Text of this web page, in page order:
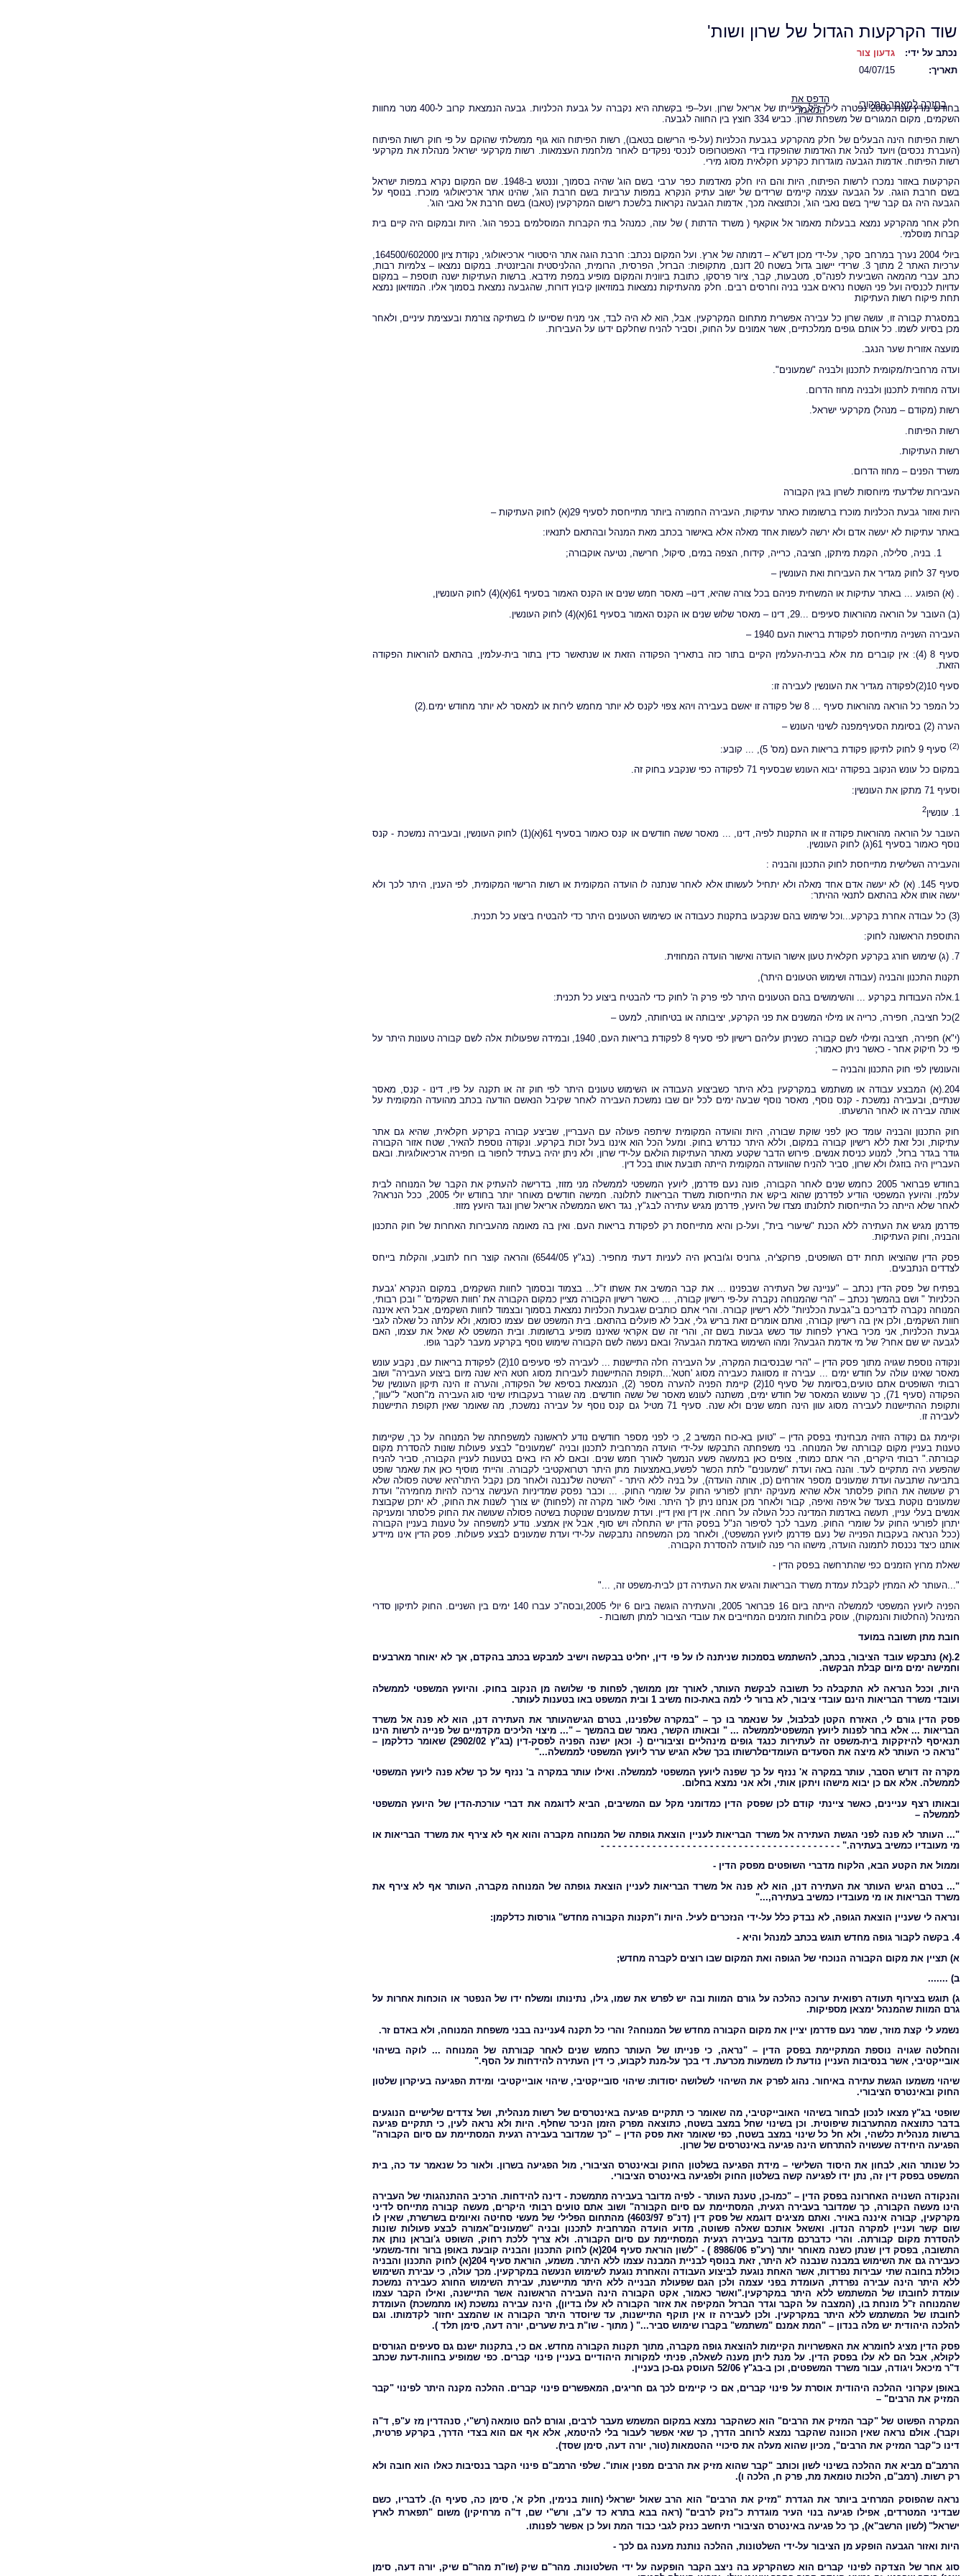
שוד הקרקעות הגדול של שרון ושות'
נכתב על ידי:
גדעון צור
תאריך:
04/07/15
בחזרה למאמר המקורי
הדפס את
המאמר
בחודש מרץ שנת 2000 נפטרה לילי ז"ל, רעייתו של אריאל שרון. ועל–פי בקשתה היא נקברה על גבעת הכלניות. גבעה הנמצאת קרוב ל-400 מטר מחוות
השקמים, מקום המגורים של משפחת שרון. כביש 334 חוצץ בין החווה לגבעה.
רשות הפיתוח הינה הבעלים של חלק מהקרקע בגבעת הכלניות (על-פי הרישום בטאבו), רשות הפיתוח הוא גוף ממשלתי שהוקם על פי חוק רשות הפיתוח
(העברת נכסים) ויועד לנהל את האדמות שהופקדו בידי האפוטרופוס לנכסי נפקדים לאחר מלחמת העצמאות. רשות מקרקעי ישראל מנהלת את מקרקעי
רשות הפיתוח. אדמות הגבעה מוגדרות כקרקע חקלאית מסוג מירי.
הקרקעות באזור נמכרו לרשות הפיתוח, היות והם היו חלק מאדמות כפר ערבי בשם הוג' שהיה בסמוך, וננטש ב-1948. שם המקום נקרא במפות ישראל
בשם חרבת הוגה. על הגבעה עצמה קיימים שרידים של ישוב עתיק הנקרא במפות ערביות בשם חרבת הוג', שהינו אתר ארכיאולוגי מוכרז. בנוסף על
הגבעה היה גם קבר שייך בשם נאבי הוג', וכתוצאה מכך, אדמות הגבעה נקראות בלשכת רישום המקרקעין (טאבו) בשם חרבת אל נאבי הוג'.
חלק אחר מהקרקע נמצא בבעלות מאמור אל אוקאף ( משרד הדתות ) של עזה, כמנהל בתי הקברות המוסלמים בכפר הוג'. היות ובמקום היה קיים בית
קברות מוסלמי.
ערכיות האתר 2 מתוך 3. שרידי יישוב גדול בשטח 20 דונם, מתקופות: הברזל, הפרסית, הרומית, ההלניסטית והביזנטית. במקום נמצאו – צלמיות רבות,
כתב עברי מהמאה השביעית לפנה"ס, מטבעות, קבר, ציור פרסקו, כתובת ביוונית והמקום מופיע במפת מידבא. ברשות העתיקות ישנה תוספת – במקום
עדויות לכנסיה ועל פני השטח נראים אבני בניה וחרסים רבים. חלק מהעתיקות נמצאות במוזיאון קיבוץ דורות, שהגבעה נמצאת בסמוך אליו. המוזיאון נמצא
תחת פיקוח רשות העתיקות
במסגרת קבורה זו, עושה שרון כל עבירה אפשרית מתחום המקרקעין. אבל, הוא לא היה לבד, אני מניח שסייעו לו בשתיקה צורמת ובעצימת עיניים, ולאחר
מכן בסיוע לשמו. כל אותם גופים ממלכתיים, אשר אמונים על החוק, וסביר להניח שחלקם ידעו על העבירות.
מועצה אזורית שער הנגב.
ועדה מרחבית/מקומית לתכנון ולבניה "שמעונים".
ועדה מחוזית לתכנון ולבניה מחוז הדרום.
רשות (מקודם – מנהל) מקרקעי ישראל.
רשות הפיתוח.
רשות העתיקות.
משרד הפנים – מחוז הדרום.
העבירות שלדעתי מיוחסות לשרון בגין הקבורה
היות ואזור גבעת הכלניות מוכרז ברשומות כאתר עתיקות, העבירה החמורה ביותר מתייחסת לסעיף 29(א) לחוק העתיקות –
באתר עתיקות לא יעשה אדם ולא ירשה לעשות אחד מאלה אלא באישור בכתב מאת המנהל ובהתאם לתנאיו:
בניה, סלילה, הקמת מיתקן, חציבה, כרייה, קידוח, הצפה במים, סיקול, חרישה, נטיעה אוקבורה;
סעיף 37 לחוק מגדיר את העבירות ואת העונשין –
. (א) הפוגע ... באתר עתיקות או המשחית פניהם בכל צורה שהיא, דינו– מאסר חמש שנים או הקנס האמור בסעיף 61(א)(4) לחוק העונשין,
(ב) העובר על הוראה מהוראות סעיפים ...29, דינו – מאסר שלוש שנים או הקנס האמור בסעיף 61(א)(4) לחוק העונשין.
העבירה השנייה מתייחסת לפקודת בריאות העם 1940 –
סעיף 8 (4): אין קוברים מת אלא בבית-העלמין הקיים בתור כזה בתאריך הפקודה הזאת או שנתאשר כדין בתור בית-עלמין, בהתאם להוראות הפקודה
הזאת.
סעיף 10(2)לפקודה מגדיר את העונשין לעבירה זו:
כל המפר כל הוראה מהוראות סעיף ... 8 של פקודה זו יאשם בעבירה ויהא צפוי לקנס לא יותר מחמש לירות או למאסר לא יותר מחודש ימים.(2)
הערה (2) בסיומת הסעיףמפנה לשינוי העונש –
(2)
סעיף 9 לחוק לתיקון פקודת בריאות העם (מס' 5), ... קובע:
במקום כל עונש הנקוב בפקודה יבוא העונש שבסעיף 71 לפקודה כפי שנקבע בחוק זה.
וסעיף 71 מתקן את העונשין:
1. עונשין 2
העובר על הוראה מהוראות פקודה זו או התקנות לפיה, דינו, ... מאסר ששה חודשים או קנס כאמור בסעיף 61(א)(1) לחוק העונשין, ובעבירה נמשכת - קנס
נוסף כאמור בסעיף 61(ג) לחוק העונשין.
והעבירה השלישית מתייחסת לחוק התכנון והבניה :
סעיף 145. (א) לא יעשה אדם אחד מאלה ולא יתחיל לעשותו אלא לאחר שנתנה לו הועדה המקומית או רשות הרישוי המקומית, לפי הענין, היתר לכך ולא
יעשה אותו אלא בהתאם לתנאי ההיתר:
(3) כל עבודה אחרת בקרקע...וכל שימוש בהם שנקבעו בתקנות כעבודה או כשימוש הטעונים היתר כדי להבטיח ביצוע כל תכנית.
התוספת הראשונה לחוק:
7. (ג) שימוש חורג בקרקע חקלאית טעון אישור הועדה ואישור הועדה המחוזית.
תקנות התכנון והבניה (עבודה ושימוש הטעונים היתר),
1.אלה העבודות בקרקע ... והשימושים בהם הטעונים היתר לפי פרק ה' לחוק כדי להבטיח ביצוע כל תכנית:
2)כל חציבה, חפירה, כרייה או מילוי המשנים את פני הקרקע, יציבותה או בטיחותה, למעט –
(י"א) חפירה, חציבה ומילוי לשם קבורה כשניתן עליהם רישיון לפי סעיף 8 לפקודת בריאות העם, 1940, ובמידה שפעולות אלה לשם קבורה טעונות היתר על
פי כל חיקוק אחר - כאשר ניתן כאמור;
והעונשין לפי חוק התכנון והבניה –
204.(א) המבצע עבודה או משתמש במקרקעין בלא היתר כשביצוע העבודה או השימוש טעונים היתר לפי חוק זה או תקנה על פיו, דינו - קנס, מאסר
שנתיים, ובעבירה נמשכת - קנס נוסף, מאסר נוסף שבעה ימים לכל יום שבו נמשכת העבירה לאחר שקיבל הנאשם הודעה בכתב מהועדה המקומית על
אותה עבירה או לאחר הרשעתו.
חוק התכנון והבניה עומד כאן לפני שוקת שבורה, היות והועדה המקומית שיתפה פעולה עם העבריין, שביצע קבורה בקרקע חקלאית, שהיא גם אתר
עתיקות, וכל זאת ללא רישיון קבורה במקום, וללא היתר כנדרש בחוק. ומעל הכל הוא איננו בעל זכות בקרקע. ונקודה נוספת להאיר, שטח אזור הקבורה
גודר בגדר ברזל, למנוע כניסת אנשים. פירוש הדבר שקטע מאתר העתיקות הולאם על-ידי שרון, ולא ניתן יהיה בעתיד לחפור בו חפירה ארכיאולוגיות. ובאם
העבריין היה בוזגלו ולא שרון, סביר להניח שהוועדה המקומית הייתה תובעת אותו בכל דין.
בחודש פברואר 2005 כחמש שנים לאחר הקבורה, פונה נעם פדרמן, ליועץ המשפטי לממשלה מני מזוז, בדרישה להעתיק את הקבר של המנוחה לבית
עלמין. והיועץ המשפטי הודיע לפדרמן שהוא ביקש את התייחסות משרד הבריאות לתלונה. חמישה חודשים מאוחר יותר בחודש יולי 2005, ככל הנראה?
לאחר שלא הייתה כל התייחסות לתלונתו מצדו של היועץ, פדרמן מגיש עתירה לבג"ץ, נגד ראש הממשלה אריאל שרון ונגד היועץ מזוז.
פדרמן מגיש את העתירה ללא הכנת "שיעורי בית", ועל-כן והיא מתייחסת רק לפקודת בריאות העם. ואין בה מאומה מהעבירות האחרות של חוק התכנון
והבניה, וחוק העתיקות.
פסק הדין שהוציאו תחת ידם השופטים, פרוקצ'יה, גרוניס וג'ובראן היה לעניות דעתי מחפיר. (בג"ץ 6544/05) והראה קוצר רוח לתובע, והקלות בייחס
לצדדים הנתבעים.
בפתיח של פסק הדין נכתב – "עניינה של העתירה שבפנינו ... את קבר המשיב את אשתו ז"ל... בצמוד ובסמוך לחוות השקמים, במקום הנקרא 'גבעת
הכלניות' " ושם בהמשך נכתב – "הרי שהמנוחה נקברה על-פי רישיון קבורה, ... כאשר רישיון הקבורה מציין כמקום הקבורה את 'חוות השקמים' " ובכן רבותי,
המנוחה נקברה לדבריכם ב"גבעת הכלניות" ללא רישיון קבורה. והרי אתם כותבים שגבעת הכלניות נמצאת בסמוך ובצמוד לחוות השקמים, אבל היא איננה
חוות השקמים, ולכן אין בה רישיון קבורה, ואתם אומרים זאת בריש גלי, אבל לא פועלים בהתאם. בית המשפט שם עצמו כסומא, ולא עלתה כל שאלה לגבי
גבעת הכלניות, אני מכיר בארץ לפחות עוד כשש גבעות בשם זה, והרי זה שם אקראי שאיננו מופיע ברשומות. ובית המשפט לא שאל את עצמו, האם
לגבעה יש שם אחר? של מי אדמת הגבעה? ומהו השימוש באדמת הגבעה? ובאם נעשה לשם הקבורה שימוש נוסף בקרקע מעבר לקבר גופו.
ונקודה נוספת שגויה מתוך פסק הדין – "הרי שבנסיבות המקרה, על העבירה חלה התיישנות ... לעבירה לפי סעיפים 10(2) לפקודת בריאות עם, נקבע עונש
מאסר שאינו עולה על חודש ימים ... עבירה זו מסווגת כעבירה מסוג 'חטא'...תקופת ההתיישנות לעבירות מסוג חטא היא שנה מיום ביצוע העבירה" ושוב
רבותי השופטים אתם טועים,בסיומת של סעיף 10(2) קיימת הפניה להערה מספר (2), הנמצאת בסיפא של הפקודה, והערה זו הינה תיקון העונשין של
הפקודה (סעיף 71), כך שעונש המאסר של חודש ימים, משתנה לעונש מאסר של ששה חודשים. מה שגורר בעקבותיו שינוי סוג העבירה מ"חטא" ל"עוון",
ותקופת ההתיישנות לעבירה מסוג עוון הינה חמש שנים ולא שנה. סעיף 71 מטיל גם קנס נוסף על עבירה נמשכת, מה שאומר שאין תקופת התיישנות
לעבירה זו.
וקיימת גם נקודה הזויה מבחינתי בפסק הדין – "טוען בא-כוח המשיב 2, כי לפני מספר חודשים נודע לראשונה למשפחתה של המנוחה על כך, שקיימות
טענות בעניין מקום קבורתה של המנוחה. בני משפחתה התבקשו על-ידי הועדה המרחבית לתכנון ובניה "שמעונים" לבצע פעולות שונות להסדרת מקום
קבורתה." רבותי היקרים, הרי אתם כמותי, צופים כאן במעשה פשע הנמשך לאורך חמש שנים. ובאם לא היו באים בטענות לעניין הקבורה, סביר להניח
שהפשע היה מתקיים לעד. והנה באה ועדת "שמעונים" לתת הכשר לפשע,באמצעות מתן היתר רטרואקטיבי לקבורה. והייתי מוסיף כאן את שאמר שופט
בתביעה שתבעה ועדת שמעונים מספר אזרחים (כן, אותה הועדה), על בניה ללא היתר - "השיטה של'נבנה ולאחר מכן נקבל היתר'היא שיטה פסולה שלא
רק שעושה את החוק פלסתר אלא שהיא מעניקה יתרון לפורעי החוק על שומרי החוק. ... וכבר נפסק שמדיניות הענישה צריכה להיות מחמירה" ועדת
שמעונים נוקטת בצעד של איפה ואיפה, קבור ולאחר מכן אנחנו ניתן לך היתר. ואולי לאור מקרה זה (לפחות) יש צורך לשנות את החוק, לא יתכן שקבוצת
אנשים בעלי עניין, תעשה באדמות המדינה ככל העולה על רוחה. אין דין ואין דיין. ועדת שמעונים שנוקטת בשיטה פסולה שעושה את החוק פלסתר ומעניקה
יתרון לפורעי החוק על שומרי החוק. מעבר לכך לסיפור הנ"ל בפסק הדין יש התחלה ויש סוף, אבל אין אמצע. נודע למשפחה על טענות בעניין הקבורה
(ככל הנראה בעקבות הפנייה של נעם פדרמן ליועץ המשפטי), ולאחר מכן המשפחה נתבקשה על-ידי ועדת שמעונים לבצע פעולות. פסק הדין אינו מיידע
אותנו כיצד נכנסת לתמונה הועדה, מישהו הרי פנה לוועדה להסדרת הקבורה.
שאלת מרוץ הזמנים כפי שהתרחשה בפסק הדין -
"...העותר לא המתין לקבלת עמדת משרד הבריאות והגיש את העתירה דנן לבית-משפט זה, ..."
הפניה ליועץ המשפטי לממשלה הייתה ביום 16 פברואר 2005, והעתירה הוגשה ביום 6 יולי 2005,ובסה"כ עברו 140 ימים בין השניים. החוק לתיקון סדרי
המינהל (החלטות והנמקות), עוסק בלוחות הזמנים המחייבים את עובדי הציבור למתן תשובות -
חובת מתן תשובה במועד
2.(א) נתבקש עובד הציבור, בכתב, להשתמש בסמכות שניתנה לו על פי דין, יחליט בבקשה וישיב למבקש בכתב בהקדם, אך לא יאוחר מארבעים
וחמישה ימים מיום קבלת הבקשה.
היות, וככל הנראה לא התקבלה כל תשובה לבקשת העותר, לאורך זמן ממושך, לפחות פי שלושה מן הנקוב בחוק. והיועץ המשפטי לממשלה
ועובדי משרד הבריאות הינם עובדי ציבור, לא ברור לי למה באת-כוח משיב 1 ובית המשפט באו בטענות לעותר.
פסק הדין גורם לי, האזרח הקטן לבלבול, על שנאמר בו כך – "במקרה שלפנינו, בטרם הגישהעותר את העתירה דנן, הוא לא פנה אל משרד
הבריאות ... אלא בחר לפנות ליועץ המשפטילממשלה ... " ובאותו הקשר, נאמר שם בהמשך – "... מיצוי הליכים מקדמיים של פנייה לרשות הינו
תנאיסף להיזקקות בית-משפט זה לעתירות כנגד גופים מינהליים וציבוריים (- וכאן ישנה הפניה לפסק-דין (בג"ץ 2902/02) שאומר כדלקמן –
"נראה כי העותר לא מיצה את הסעדים העומדיםלרשותו בכך שלא הגיש ערר ליועץ המשפטי לממשלה..."
מקרה זה דורש הסבר, עותר במקרה א' ננזף על כך שפנה ליועץ המשפטי לממשלה. ואילו עותר במקרה ב' ננזף על כך שלא פנה ליועץ המשפטי
לממשלה. אלא אם כן יבוא מישהו ויתקן אותי, ולא אני נמצא בחלום.
ובאותו רצף עניינים, כאשר ציינתי קודם לכן שפסק הדין כמדומני מקל עם המשיבים, הביא לדוגמה את דברי עורכת-הדין של היועץ המשפטי
לממשלה –
"... העותר לא פנה לפני הגשת העתירה אל משרד הבריאות לעניין הוצאת גופתה של המנוחה מקברה והוא אף לא צירף את משרד הבריאות או
מי מעובדיו כמשיב בעתירה." - - - - - - - - - - - - - - - - - - - - - - - - - - - - - - - - - - - - - - - - - -
וממול את הקטע הבא, הלקוח מדברי השופטים מפסק הדין -
"... בטרם הגיש העותר את העתירה דנן, הוא לא פנה אל משרד הבריאות לעניין הוצאת גופתה של המנוחה מקברה, העותר אף לא צירף את
משרד הבריאות או מי מעובדיו כמשיב בעתירה,..."
ונראה לי שעניין הוצאת הגופה, לא נבדק כלל על-ידי הנזכרים לעיל. היות ו"תקנות הקבורה מחדש" גורסות כדלקמן:
4. בקשה לקבור גופה מחדש תוגש בכתב למנהל והיא -
א) תציין את מקום הקבורה הנוכחי של הגופה ואת המקום שבו רוצים לקברה מחדש;
ב) .......
ג) תוגש בצירוף תעודה רפואית ערוכה כהלכה על גורם המוות ובה יש לפרש את שמו, גילו, נתינותו ומשלח ידו של הנפטר או הוכחות אחרות על
גרם המוות שהמנהל ימצאן מספיקות.
נשמע לי קצת מוזר, שמר נעם פדרמן יציין את מקום הקבורה מחדש של המנוחה? והרי כל תקנה 4עניינה בבני משפחת המנוחה, ולא באדם זר.
והחלטה שגויה נוספת המתקיימת בפסק הדין – "נראה, כי פנייתו של העותר כחמש שנים לאחר קבורתה של המנוחה ... לוקה בשיהוי
אובייקטיבי, אשר בנסיבות העניין נודעת לו משמעות מכרעת. די בכך על-מנת לקבוע, כי דין העתירה להידחות על הסף."
שיהוי משמעו הגשת עתירה באיחור. נהוג לפרק את השיהוי לשלושה יסודות: שיהוי סובייקטיבי, שיהוי אובייקטיבי ומידת הפגיעה בעיקרון שלטון
החוק ובאינטרס הציבורי.
שופטי בג"ץ מצאו לנכון לבחור בשיהוי האובייקטיבי, מה שאומר כי תתקיים פגיעה באינטרסים של רשות מנהלית, ושל צדדים שלישיים הנוגעים
בדבר כתוצאה מהתערבות שיפוטית. וכן בשינוי שחל במצב בשטח, כתוצאה מפרק הזמן הניכר שחלף. היות ולא נראה לעין, כי תתקיים פגיעה
ברשות מנהלית כלשהי, ולא חל כל שינוי במצב בשטח, כפי שאומר זאת פסק הדין – "כך שמדובר בעבירה רגעית המסתיימת עם סיום הקבורה"
הפגיעה היחידה שעשויה להתרחש הינה פגיעה באינטרסים של שרון.
כל שנותר הוא, לבחון את היסוד השלישי – מידת הפגיעה בשלטון החוק ובאינטרס הציבורי, מול הפגיעה בשרון. ולאור כל שנאמר עד כה, בית
המשפט בפסק דין זה, נתן ידו לפגיעה קשה בשלטון החוק ולפגיעה באינטרס הציבורי.
והנקודה השנויה האחרונה בפסק הדין – "כמו-כן, טענת העותר - לפיה מדובר בעבירה מתמשכת - דינה להידחות. הרכיב ההתנהגותי של העבירה
הינו מעשה הקבורה, כך שמדובר בעבירה רגעית, המסתיימת עם סיום הקבורה" ושוב אתם טועים רבותי היקרים, מעשה קבורה מתייחס לדיני
מקרקעין, קבורה איננה באויר. ואתם מציגים דוגמא של פסק דין (דנ"פ 4603/97) מהתחום הפלילי של מעשי סחיטה ואיומים בשרשרת, שאין לו
שום קשר ועניין למקרה הנדון. ואשאל אותכם שאלה פשוטה, מדוע הועדה המרחבית לתכנון ובניה "שמעונים"אמורה לבצע פעולות שונות
להסדרת מקום קבורתה. והרי כדברכם מדובר בעבירה רגעית המסתיימת עם סיום הקבורה. ולא צריך ללכת רחוק, השופט ג'ובראן נותן את
התשובה, בפסק דין שנתן כשנה מאוחר יותר (רע"פ 8986/06
) - "לשון הוראת סעיף 204(א) לחוק התכנון והבניה קובעת באופן ברור וחד-משמעי
כעבירה גם את השימוש במבנה שנבנה לא היתר, זאת בנוסף לבניית המבנה עצמו ללא היתר. משמע, הוראת סעיף 204(א) לחוק התכנון והבניה
כוללת בחובה שתי עבירות נפרדות, אשר האחת נוגעת לביצוע העבודה והאחרת נוגעת לשימוש הנעשה במקרקעין. מכך עולה, כי עבירת השימוש
ללא היתר הינה עבירה נפרדת, העומדת בפני עצמה ולכן הגם שפעולת הבנייה ללא היתר מתיישנת, עבירת השימוש החורג כעבירה נמשכת
עומדת לחובתו של המשתמש ללא היתר במקרקעין."ואשר כאמור, אקט הקבורה הינה העבירה הראשונה אשר התיישנה, ואילו הקבר עצמו
שהמנוחה ז"ל מונחת בו, (המצבה על הקבר וגדר הברזל המקיפה את אזור הקבורה לא עלו בדיון), הינה עבירה נמשכת (או מתמשכת) העומדת
לחובתו של המשתמש ללא היתר במקרקעין. ולכן לעבירה זו אין תוקף התיישנות, עד שיוסדר היתר הקבורה או שהמצב יחזור לקדמותו. וגם
להלכה היהודית יש מלה בנדון – "המת אמנם "משתמש" בקברו שימוש סביר..." ( מתוך - שו"ת בית שערים, יורה דעה, סימן תלד ).
פסק הדין מציג לחומרא את האפשרויות הקיימות להוצאת גופה מקברה, מתוך תקנות הקבורה מחדש. אם כי, בתקנות ישנם גם סעיפים הגורסים
לקולא, אבל הם לא עלו בפסק הדין. על מנת ליתן מענה לשאלה, פניתי למקורות היהודיים בעניין פינוי קברים. כפי שמופיע בחוות-דעת שכתב
ד"ר מיכאל ויגודה, עבור משרד המשפטים, וכן ב-בג"ץ 52/06 העוסק גם-כן בעניין.
באופן עקרוני ההלכה היהודית אוסרת על פינוי קברים, אם כי קיימים לכך גם חריגים, המאפשרים פינוי קברים. ההלכה מקנה היתר לפינוי "קבר
המזיק את הרבים" –
המקרה הפשוט של "קבר המזיק את הרבים" הוא כשהקבר נמצא במקום המשמש מעבר לרבים, וגורם להם טומאה (רש"י, סנהדרין מז ע"פ, ד"ה
וקבר). אולם נראה שאין הכוונה שהקבר נמצא לרוחב הדרך, כך שאי אפשר לעבור בלי להיטמא, אלא אף אם הוא בצדי הדרך, בקרקע פרטית,
דינו כ"קבר המזיק את הרבים", מכיון שהוא מעלה את סיכויי ההטמאות (טור, יורה דעה, סימן שסד).
הרמב"ם מביא את ההלכה בשינוי לשון וכותב "קבר שהוא מזיק את הרבים מפנין אותו". שלפי הרמב"ם פינוי הקבר בנסיבות כאלו הוא חובה ולא
רק רשות. (רמב"ם, הלכות טומאת מת, פרק ח, הלכה ו).
נראה שהפוסק המרחיב ביותר את הגדרת "מזיק את הרבים" הוא הרב שאול ישראלי (חוות בנימין, חלק א', סימן כה, סעיף ה). לדבריו, כשם
שבדיני המטרדים, אפילו פגיעה בנוי העיר מוגדרת כ"נזק לרבים" (ראה בבא בתרא כד ע"ב, ורש"י שם, ד"ה מרחיקין) משום "תפארת לארץ
ישראל" (לשון הרשב"א), כך כל פגיעה באינטרס הציבורי תיחשב כנזק לגבי כבוד המת ועל כן אפשר לפנותו.
היות ואזור הגבעה הופקע מן הציבור על-ידי השלטונות, ההלכה נותנת מענה גם לכך -
סוג אחר של הצדקה לפינוי קברים הוא כשהקרקע בה ניצב הקבר הופקעה על ידי השלטונות. מהר"ם שיק (שו"ת מהר"ם שיק, יורה דעה, סימן